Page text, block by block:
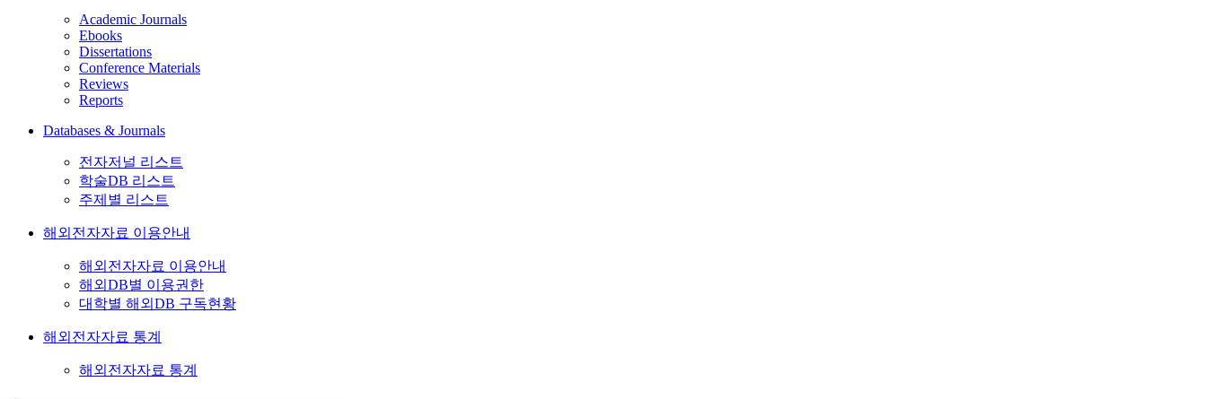
Academic Journals
Ebooks
Dissertations
Conference Materials
Reviews
Reports
Databases & Journals
전자저널 리스트
학술DB 리스트
주제별 리스트
해외전자자료 이용안내
해외전자자료 이용안내
해외DB별 이용권한
대학별 해외DB 구독현황
해외전자자료 통계
해외전자자료 통계